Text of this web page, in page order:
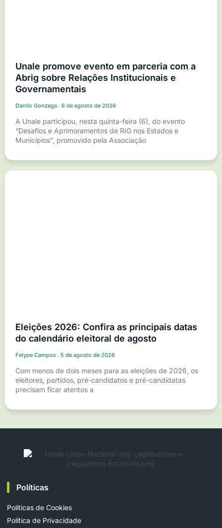
Unale promove evento em parceria com a
Abrig sobre Relações Institucionais e
Governamentais
Danilo Gonzaga 6 de agosto de 2026
A Unale participou, nesta quinta-feira (6), do evento
“Desafios e Aprimoramentos de RIG nos Estados e
Municípios”, promovido pela Associação
Eleições 2026: Confira as principais datas
do calendário eleitoral de agosto
Felype Campos 5 de agosto de 2026
Com menos de dois meses para as eleições de 2026, os
eleitores, partidos, pré-candidatos e pré-candidatas
precisam ficar atentos a
Políticas
Políticas de Cookies
Política de Privacidade